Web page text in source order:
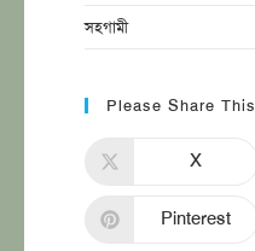
সহগামী
Please Share This
X
Pinterest